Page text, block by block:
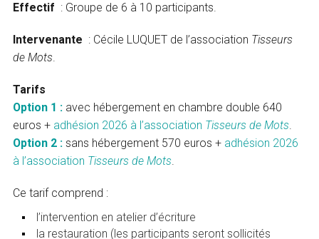
Effectif : Groupe de 6 à 10 participants.
Intervenante : Cécile LUQUET de l’association Tisseurs
de Mots.
Tarifs
Option 1 : avec hébergement en chambre double 640
euros + adhésion 2026 à l’association Tisseurs de Mots.
Option 2 : sans hébergement 570 euros + adhésion 2026
à l’association Tisseurs de Mots.
Ce tarif comprend :
l’intervention en atelier d’écriture
la restauration (les participants seront sollicités